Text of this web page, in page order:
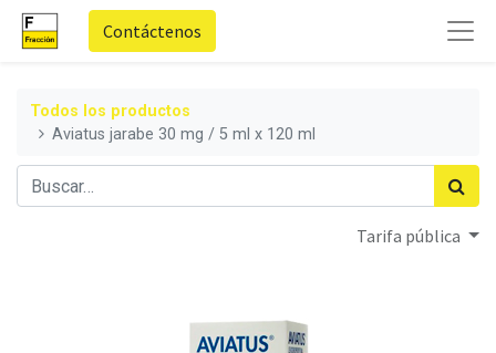
Contáctenos
Todos los productos
Aviatus jarabe 30 mg / 5 ml x 120 ml
Tarifa pública